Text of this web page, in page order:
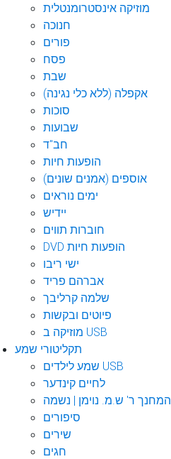
מוזיקה אינסטרומנטלית
חנוכה
פורים
פסח
שבת
אקפלה (ללא כלי נגינה)
סוכות
שבועות
חב"ד
הופעות חיות
אוספים (אמנים שונים)
ימים נוראים
יידיש
חוברות תווים
DVD הופעות חיות
ישי ריבו
אברהם פריד
שלמה קרליבך
פיוטים ובקשות
מוזיקה ב USB
תקליטורי שמע
שמע לילדים USB
לחיים קינדער
המחנך ר' ש.מ. נוימן | נשמה
סיפורים
שירים
חגים